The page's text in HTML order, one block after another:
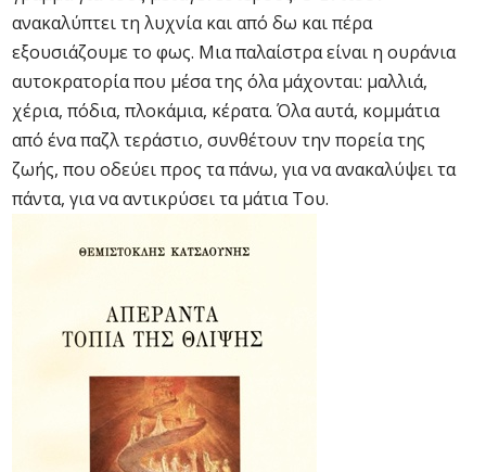
ανακαλύπτει τη λυχνία και από δω και πέρα
εξουσιάζουμε το φως. Μια παλαίστρα είναι η ουράνια
αυτοκρατορία που μέσα της όλα μάχονται: μαλλιά,
χέρια, πόδια, πλοκάμια, κέρατα. Όλα αυτά, κομμάτια
από ένα παζλ τεράστιο, συνθέτουν την πορεία της
ζωής, που οδεύει προς τα πάνω, για να ανακαλύψει τα
πάντα, για να αντικρύσει τα μάτια Του.